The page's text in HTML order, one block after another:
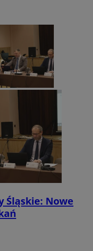
Śląskie: Nowe